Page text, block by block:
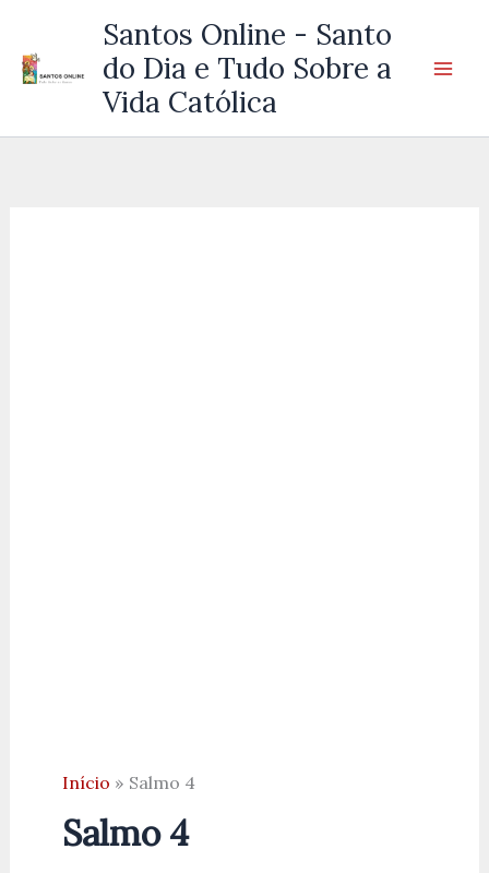
Santos Online - Santo
do Dia e Tudo Sobre a
Vida Católica
Início Salmo 4
Salmo 4